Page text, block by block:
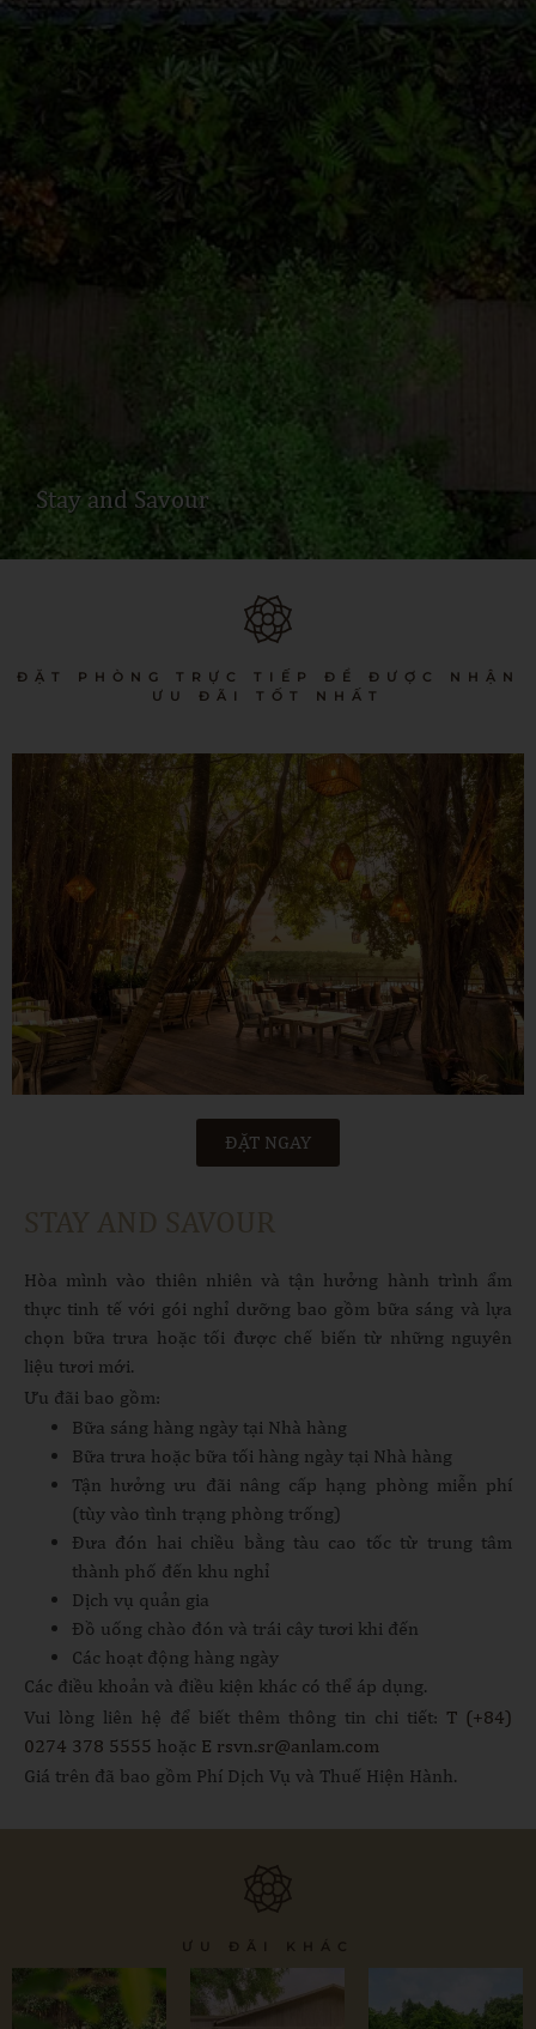
Stay and Savour
ĐẶT PHÒNG TRỰC TIẾP ĐỂ ĐƯỢC NHẬN
ƯU ĐÃI TỐT NHẤT
ĐẶT NGAY
STAY AND SAVOUR
Hòa mình vào thiên nhiên và tận hưởng hành trình ẩm
thực tinh tế với gói nghỉ dưỡng bao gồm bữa sáng và lựa
chọn bữa trưa hoặc tối được chế biến từ những nguyên
liệu tươi mới.
Ưu đãi bao gồm:
Bữa sáng hàng ngày tại Nhà hàng
Bữa trưa hoặc bữa tối hàng ngày tại Nhà hàng
Tận hưởng ưu đãi nâng cấp hạng phòng miễn phí
(tùy vào tình trạng phòng trống)
Đưa đón hai chiều bằng tàu cao tốc từ trung tâm
thành phố đến khu nghỉ
Dịch vụ quản gia
Đồ uống chào đón và trái cây tươi khi đến
Các hoạt động hàng ngày
Các điều khoản và điều kiện khác có thể áp dụng.
Vui lòng liên hệ để biết thêm thông tin chi tiết: T (+84)
0274 378 5555 hoặc E rsvn.sr@anlam.com
Giá trên đã bao gồm Phí Dịch Vụ và Thuế Hiện Hành.
ƯU ĐÃI KHÁC
All-
Retreat